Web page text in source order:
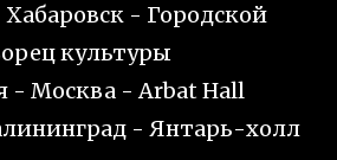
Хабаровск - Городской
культуры
- Москва - Arbat Hall
- Янтарь-холл